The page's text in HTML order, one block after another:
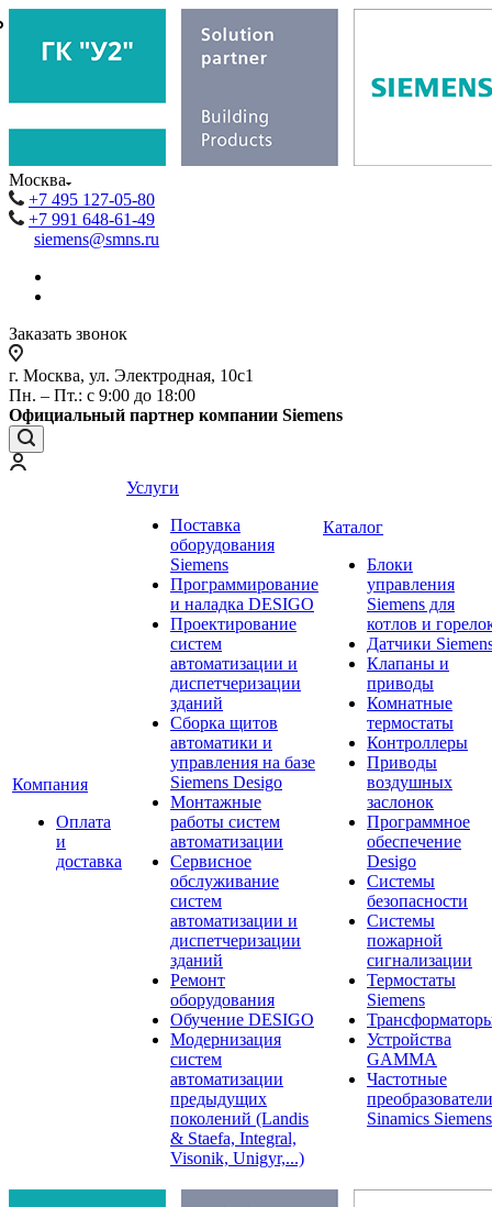
Москва
+7 495 127-05-80
+7 991 648-61-49
siemens@smns.ru
Заказать звонок
г. Москва, ул. Электродная, 10с1
Пн. – Пт.: с 9:00 до 18:00
Официальный партнер компании Siemens
Компания
Оплата
и
доставка
Услуги
Поставка
оборудования
Siemens
Программирование
и наладка DESIGO
Проектирование
систем
автоматизации и
диспетчеризации
зданий
Сборка щитов
автоматики и
управления на базе
Siemens Desigo
Монтажные
работы систем
автоматизации
Сервисное
обслуживание
систем
автоматизации и
диспетчеризации
зданий
Ремонт
оборудования
Обучение DESIGO
Модернизация
систем
автоматизации
предыдущих
поколений (Landis
& Staefa, Integral,
Visonik, Unigyr,...)
Каталог
Блоки
управления
Siemens для
котлов и
Датчики
Клапаны и
приводы
Комнатные
термостаты
Контроллеры
Приводы
воздушных
заслонок
Программное
обеспечение
Desigo
Системы
безопасности
Системы
пожарной
сигнализации
Термостаты
Siemens
Устройства
GAMMA
Частотные
преобразователи
Sinamics Siemens